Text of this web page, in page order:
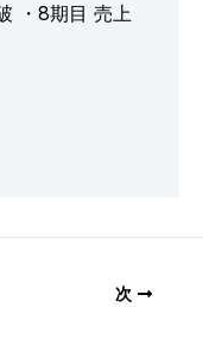
・8期目 売上
次